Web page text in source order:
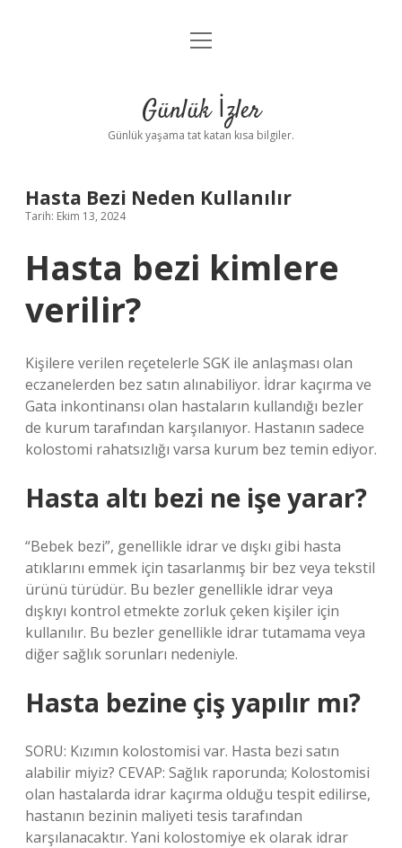
Anasayfa
Yasal Uyarı
menüyü
Günlük İzler
Günlük yaşama tat katan kısa bilgiler.
Hasta Bezi Neden Kullanılır
Tarih: Ekim 13, 2024
Hasta bezi kimlere
verilir?
Kişilere verilen reçetelerle SGK ile anlaşması olan
eczanelerden bez satın alınabiliyor. İdrar kaçırma ve
Gata inkontinansı olan hastaların kullandığı bezler
de kurum tarafından karşılanıyor. Hastanın sadece
kolostomi rahatsızlığı varsa kurum bez temin ediyor.
Hasta altı bezi ne işe yarar?
“Bebek bezi”, genellikle idrar ve dışkı gibi hasta
atıklarını emmek için tasarlanmış bir bez veya tekstil
ürünü türüdür. Bu bezler genellikle idrar veya
dışkıyı kontrol etmekte zorluk çeken kişiler için
kullanılır. Bu bezler genellikle idrar tutamama veya
diğer sağlık sorunları nedeniyle.
Hasta bezine çiş yapılır mı?
SORU: Kızımın kolostomisi var. Hasta bezi satın
alabilir miyiz? CEVAP: Sağlık raporunda; Kolostomisi
olan hastalarda idrar kaçırma olduğu tespit edilirse,
hastanın bezinin maliyeti tesis tarafından
karşılanacaktır. Yani kolostomiye ek olarak idrar